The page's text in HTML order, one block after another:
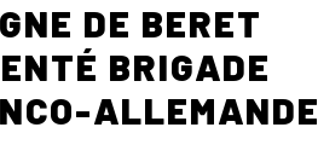
DE BERET
BRIGADE
ALLEMANDE